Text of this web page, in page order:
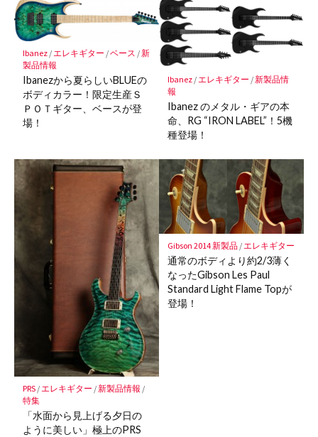
ー
に
保
存
Ibanez/エレキギター /ベース /新
製品情報
Ibanezから夏らしいBLUEの
ボディカラー！限定生産Ｓ
ＰＯＴギター、ベースが登
場！
Ibanez/ エレキギター /新製品情
報
Ibanez のメタル・ギアの本
命、RG “IRON LABEL”！5機
種登場！
PRS/ エレキギター /新製品情報 /
特集
「水面から見上げる夕日の
ように美しい」極上のPRS
Gibson 2014 新製品/エレキギター
通常のボディより約2/3薄く
なったGibson Les Paul
Standard Light Flame Topが
登場！